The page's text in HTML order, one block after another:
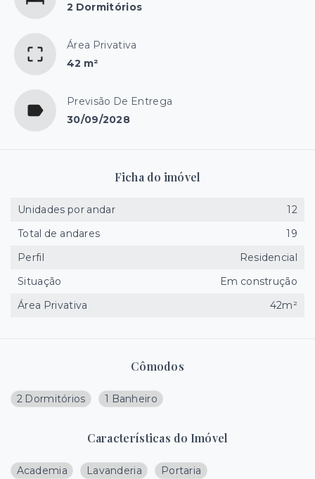
2 Dormitórios
Área Privativa
42 m²
Previsão De Entrega
30/09/2028
Cômodos
2 Dormitórios 1 Banheiro
Características do Imóvel
Academia Lavanderia Portaria
Ficha do imóvel
Unidades por andar
12
Total de andares
19
Perfil
Residencial
Situação
Em construção
Área Privativa
42m²